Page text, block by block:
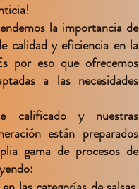
la importancia de
calidad y eficiencia en la
por eso que ofrecemos
a las necesidades
calificado y nuestras
están preparados
gama de procesos de